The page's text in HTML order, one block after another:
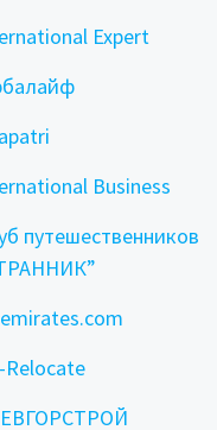
Expert
Business
путешественников
Relocate